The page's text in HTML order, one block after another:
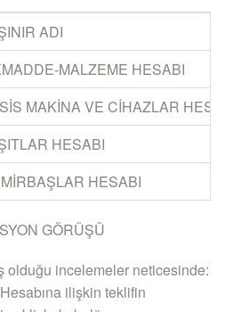
ADI
MALZEME HESABI
MAKİNA VE CİHAZLAR
HESABI
HESABI
GÖRÜŞÜ
olduğu incelemeler neticesinde:
Hesabına ilişkin teklifin